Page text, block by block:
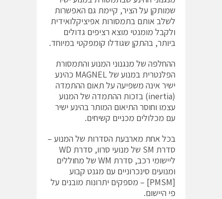
שמותקן על הציר, קיימת גם האפשרות
לשלב אותם בתמסורות אפיציקלואידית
ולקבל מומנטי מוצא רציפים גדולים
ביותר, בהתקן שגודלו קומפקטי במיוחד.
ההחלפה של מנגנוני המנוע והתמסורת
הפלנטרית במנוע של MAGNEL כהינע
ישיר אינה משפיעה על תאום ההתמדה
(inertia) בזכות ההתמדה של המנוע
עצמו וחוסר התיאום המותר בהינע ישיר
עם מכלולים מכניים קשיחים.
בכל אחת מארבעת הסדרות של המנוע –
סדרת SM של מנועי סרוו, סדרת WD
ליישומי רכב, סדרת WM של מחוללים
ומנועים סינכרוניים עם מגנט קבוע
[PMSM] – מספקים יתרונות מובנים על
פי היישום.